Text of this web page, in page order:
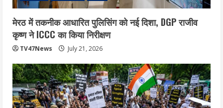
मेरठ में तकनीक आधारित पुलिसिंग को नई दिशा, DGP राजीव
कृष्ण ने ICCC का किया निरीक्षण
TV47News July 21, 2026